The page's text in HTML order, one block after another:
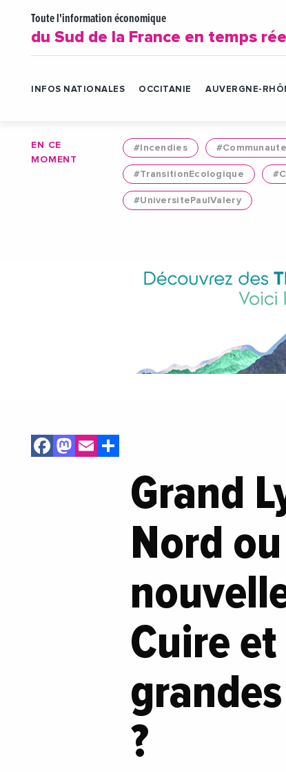
Toute l'information économique
du Sud de la France en temps réel
INFOS NATIONALES OCCITANIE AUVERGNE-
EN CE
MOMENT
#Incendies
#TransitionEcologique
#UniversitePaulValery
Facebook
Mastodon
Email
Grand
Nord
Cuire
?